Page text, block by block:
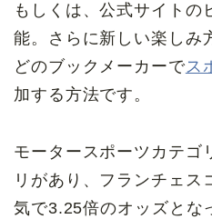
もしくは、公式サイトの
能。さらに新しい楽しみ
どのブックメーカーでス
加する方法です。
モータースポーツカテゴ
リがあり、フランチェス
気で3.25倍のオッズとな